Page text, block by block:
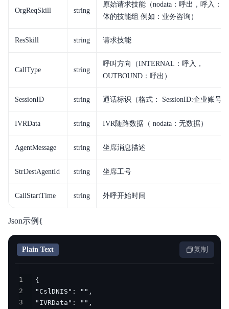
OrgReqSkill string
原始请求技能（nodata：呼出，呼入：
体的技能组 例如：业务咨询）
ResSkill string 请求技能
CallType string
呼叫方向（INTERNAL：呼入，
OUTBOUND：呼出）
SessionID string 通话标识（格式： SessionID:企业账号）
IVRData string IVR随路数据（ nodata：无数据）
AgentMessage string 坐席消息描述
StrDestAgentId string 坐席工号
CallStartTime string 外呼开始时间
Json示例{
Plain Text 复制
1
2
3